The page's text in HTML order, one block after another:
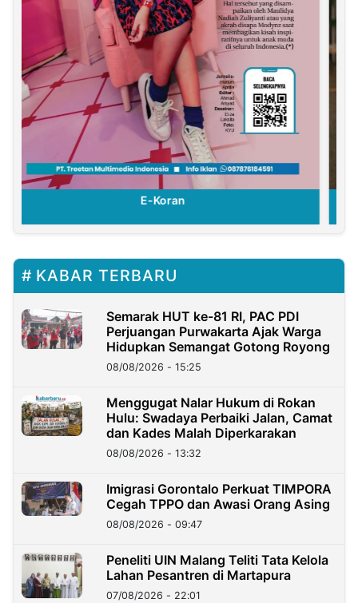
E-Koran
KABAR TERBARU
Semarak HUT ke-81 RI, PAC PDI
Perjuangan Purwakarta Ajak Warga
Hidupkan Semangat Gotong Royong
08/08/2026 - 15:25
Menggugat Nalar Hukum di Rokan
Hulu: Swadaya Perbaiki Jalan, Camat
dan Kades Malah Diperkarakan
08/08/2026 - 13:32
Imigrasi Gorontalo Perkuat TIMPORA
Cegah TPPO dan Awasi Orang Asing
08/08/2026 - 09:47
Peneliti UIN Malang Teliti Tata Kelola
Lahan Pesantren di Martapura
07/08/2026 - 22:01